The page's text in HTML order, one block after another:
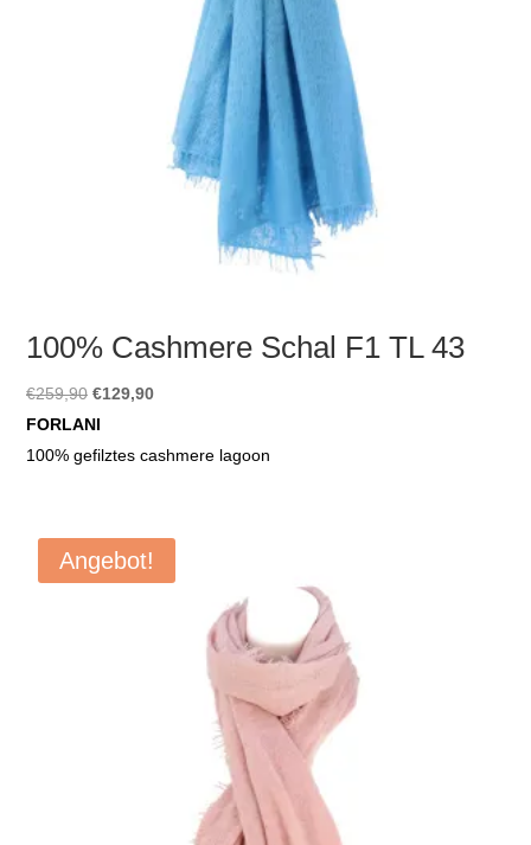
100% Cashmere Schal F1 TL 43
€259,90 Ursprünglicher
Preis
war:
€129,90Aktueller
ist:
FORLANI
100% gefilztes cashmere lagoon
Angebot!